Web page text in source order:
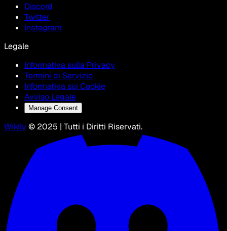
Discord
Twitter
Instagram
Legale
Informativa sulla Privacy
Termini di Servizio
Informativa sui Cookie
Avviso Legale
Manage Consent
Wikily © 2025 | Tutti i Diritti Riservati.